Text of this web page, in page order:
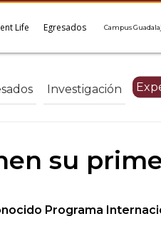
Life Egresados
Investigación
su
Programa